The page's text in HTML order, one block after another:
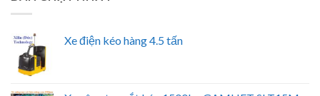
Xe điện kéo hàng 4.5 tấn